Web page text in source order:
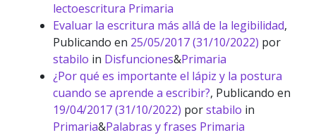
lectoescritura Primaria
Evaluar la escritura más allá de la legibilidad,
Publicando en 25/05/2017(31/10/2022) por
stabilo in Disfunciones&Primaria
¿Por qué es importante el lápiz y la postura
cuando se aprende a escribir?, Publicando en
19/04/2017(31/10/2022) porstabilo in
Primaria&Palabras y frases Primaria